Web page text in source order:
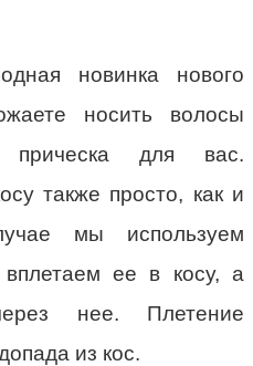
новинка нового
носить волосы
прическа для вас.
также просто, как и
мы используем
ее в косу, а
нее. Плетение
из кос.